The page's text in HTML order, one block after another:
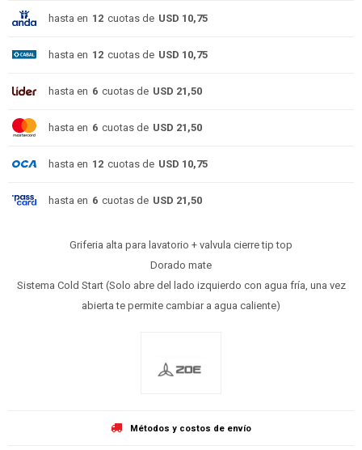
hasta en 12 cuotas de USD 10,75
hasta en 12 cuotas de USD 10,75
hasta en 6 cuotas de USD 21,50
hasta en 6 cuotas de USD 21,50
hasta en 12 cuotas de USD 10,75
hasta en 6 cuotas de USD 21,50
Griferia alta para lavatorio + valvula cierre tip top
Dorado mate
Sistema Cold Start (Solo abre del lado izquierdo con agua fría, una vez
abierta te permite cambiar a agua caliente)
Métodos y costos de envío